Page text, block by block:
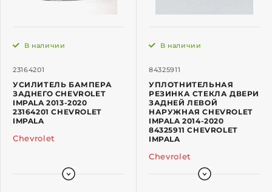
23164201
В наличии
УСИЛИТЕЛЬ БАМПЕРА
ЗАДНЕГО CHEVROLET
IMPALA 2013-2020
23164201 CHEVROLET
IMPALA
Chevrolet
84325911
В наличии
УПЛОТНИТЕЛЬНАЯ
РЕЗИНКА СТЕКЛА ДВЕРИ
ЗАДНЕЙ ЛЕВОЙ
НАРУЖНАЯ CHEVROLET
IMPALA 2014-2020
84325911 CHEVROLET
IMPALA
Chevrolet